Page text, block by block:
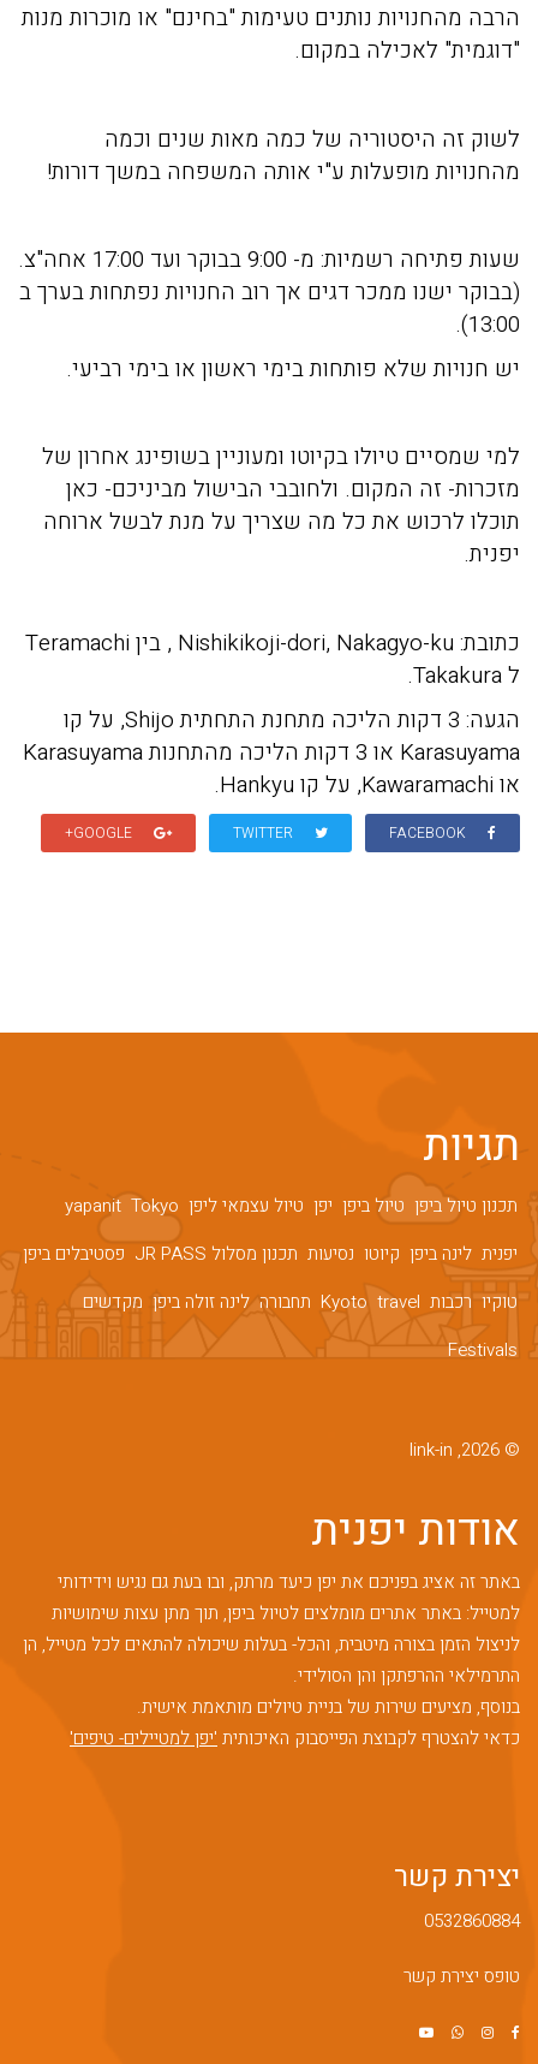
הרבה מהחנויות נותנים טעימות "בחינם" או מוכרות מנות
"דוגמית" לאכילה במקום.
לשוק זה היסטוריה של כמה מאות שנים וכמה
מהחנויות מופעלות ע"י אותה המשפחה במשך דורות!
שעות פתיחה רשמיות: מ- 9:00 בבוקר ועד 17:00 אחה"צ.
(בבוקר ישנו ממכר דגים אך רוב החנויות נפתחות בערך ב
13:00).
יש חנויות שלא פותחות בימי ראשון או בימי רביעי.
למי שמסיים טיולו בקיוטו ומעוניין בשופינג אחרון של
מזכרות- זה המקום. ולחובבי הבישול מביניכם- כאן
תוכלו לרכוש את כל מה שצריך על מנת לבשל ארוחה
יפנית.
כתובת: Nishikikoji-dori, Nakagyo-ku , בין Teramachi
ל Takakura.
הגעה: 3 דקות הליכה מתחנת התחתית Shijo, על קו
Karasuyama או 3 דקות הליכה מהתחנות Karasuyama
או Kawaramachi, על קו Hankyu.
FACEBOOK
TWITTER
GOOGLE+
תגיות
תכנון טיול ביפן טיול ביפן יפן טיול עצמאי ליפן Tokyo
yapanit
יפנית לינה ביפן קיוטו נסיעות תכנון מסלול JR PASS
פסטיבלים ביפן
טוקיו רכבות travel
Kyoto תחבורה לינה זולה ביפן מקדשים
Festivals
© 2026, link-in
אודות יפנית
באתר זה אציג בפניכם את יפן כיעד מרתק, ובו בעת גם נגיש וידידותי
למטייל: באתר אתרים מומלצים לטיול ביפן, תוך מתן עצות שימושיות
לניצול הזמן בצורה מיטבית, והכל- בעלות שיכולה להתאים לכל מטייל, הן
התרמילאי ההרפתקן והן הסולידי.
בנוסף, מציעים שירות של בניית טיולים מותאמת אישית.
כדאי להצטרף לקבוצת הפייסבוק האיכותית 'יפן למטיילים- טיפים'
יצירת קשר
0532860884
טופס יצירת קשר